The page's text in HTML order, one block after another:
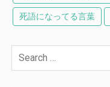
死語になってる言葉